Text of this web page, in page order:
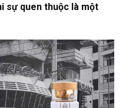
sự quen thuộc là một